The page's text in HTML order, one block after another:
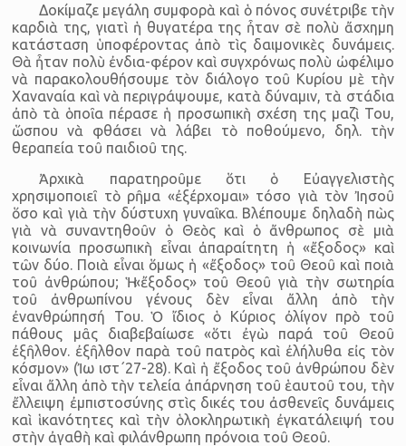
Δοκίμαζε μεγάλη συμφορὰ καὶ ὁ πόνος συνέτριβε τὴν
καρδιὰ της, γιατὶ ἡ θυγατέρα της ἦταν σὲ πολὺ ἄσχημη
κατάσταση ὑποφέροντας ἀπὸ τὶς δαιμονικὲς δυνάμεις.
Θὰ ἦταν πολὺ ἐνδια-φέρον καὶ συγχρόνως πολὺ ὠφέλιμο
νὰ παρακολουθήσουμε τὸν διάλογο τοῦ Κυρίου μὲ τὴν
Χαναναία καὶ νὰ περιγράψουμε, κατὰ δύναμιν, τὰ στάδια
ἀπὸ τὰ ὁποῖα πέρασε ἡ προσωπικὴ σχέση της μαζὶ Του,
ὥσπου νὰ φθάσει νὰ λάβει τὸ ποθούμενο, δηλ. τὴν
θεραπεία τοῦ παιδιοῦ της.
Ἀρχικὰ παρατηροῦμε ὅτι ὁ Εὐαγγελιστὴς
χρησιμοποιεῖ τὸ ρῆμα «ἐξέρχομαι» τόσο γιὰ τὸν Ἰησοῦ
ὅσο καὶ γιὰ τὴν δύστυχη γυναῖκα. Βλέπουμε δηλαδὴ πὼς
γιὰ νὰ συναντηθοῦν ὁ Θεὸς καὶ ὁ ἄνθρωπος σὲ μιὰ
κοινωνία προσωπικὴ εἶναι ἀπαραίτητη ἡ «ἔξοδος» καὶ
τῶν δύο. Ποιὰ εἶναι ὅμως ἡ «ἔξοδος» τοῦ Θεοῦ καὶ ποιὰ
τοῦ ἀνθρώπου; Ἡ «ἔξοδος» τοῦ Θεοῦ γιὰ τὴν σωτηρία
τοῦ ἀνθρωπίνου γένους δὲν εἶναι ἄλλη ἀπὸ τὴν
ἐνανθρώπησή Του. Ὁ ἴδιος ὁ Κύριος ὀλίγον πρὸ τοῦ
πάθους μᾶς διαβεβαίωσε «ὅτι ἐγὼ παρά τοῦ Θεοῦ
ἐξῆλθον. ἐξῆλθον παρὰ τοῦ πατρὸς καὶ ἐλήλυθα εἰς τὸν
κόσμον» (Ἰω ιστ΄27-28). Καὶ ἡ ἔξοδος τοῦ ἀνθρώπου δὲν
εἶναι ἄλλη ἀπὸ τὴν τελεία ἀπάρνηση τοῦ ἑαυτοῦ του, τὴν
ἔλλειψη ἐμπιστοσύνης στὶς δικές του ἀσθενεῖς δυνάμεις
καὶ ἱκανότητες καὶ τὴν ὁλοκληρωτικὴ ἐγκατάλειψή του
στὴν ἀγαθὴ καὶ φιλάνθρωπη πρόνοια τοῦ Θεοῦ.